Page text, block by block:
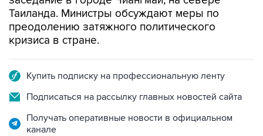
Таиланда. Министры обсуждают меры по
преодолению затяжного политического
кризиса в стране.
Купить подписку на профессиональную ленту
Подписаться на рассылку главных новостей сайта
Получать оперативные новости в официальном
канале